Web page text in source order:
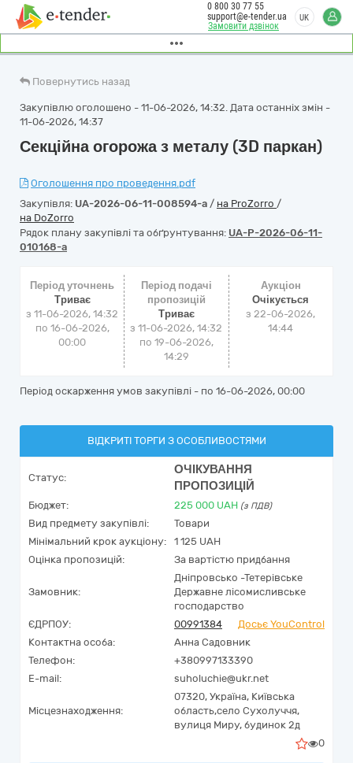
Замовити дзвінок
0 800 30 77 55
support@e-tender.ua
UK
Повернутись назад
Закупівлю оголошено - 11-06-2026, 14:32. Дата останніх змін -
11-06-2026, 14:37
Секційна огорожа з металу (3D паркан)
Оголошення про проведення.pdf
Закупівля: UA-2026-06-11-008594-a / на ProZorro /
на DoZorro
Рядок плану закупівлі та обґрунтування: UA-P-2026-06-11-
010168-a
Період уточнень
Триває
з 11-06-2026, 14:32
по 16-06-2026,
00:00
Період подачі
пропозицій
Триває
з 11-06-2026, 14:32
по 19-06-2026,
14:29
Аукціон
Очікується
з22-06-2026,
14:44
Період оскарження умов закупівлі - по 16-06-2026, 00:00
ВІДКРИТІ ТОРГИ З ОСОБЛИВОСТЯМИ
Статус:
ОЧІКУВАННЯ
ПРОПОЗИЦІЙ
Бюджет: 225 000 UAH (з ПДВ)
Вид предмету закупівлі:
Товари
Мінімальний крок аукціону:
1 125 UAH
Оцінка пропозицій:
За вартістю придбання
Замовник:
Дніпровсько -Тетерівське
Державне лісомисливське
господарство
ЄДРПОУ:
00991384
Досьє YouControl
Контактна особа:
Анна Садовник
Телефон:
+380997133390
E-mail:
suholuchie@ukr.net
Місцезнаходження:
07320, Україна, Київська
область,село Сухолуччя,
вулиця Миру, будинок 2д
0